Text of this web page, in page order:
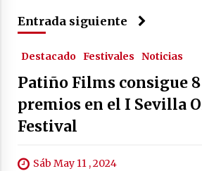
Entrada siguiente
Destacado Festivales Noticias
Patiño Films consigue 8
premios en el I Sevilla
Festival
Sáb May 11 , 2024